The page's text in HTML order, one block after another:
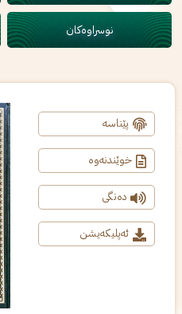
نوسراوەکان
پێناسە
خوێندنەوە
دەنگی
ئەپلیکەیشن